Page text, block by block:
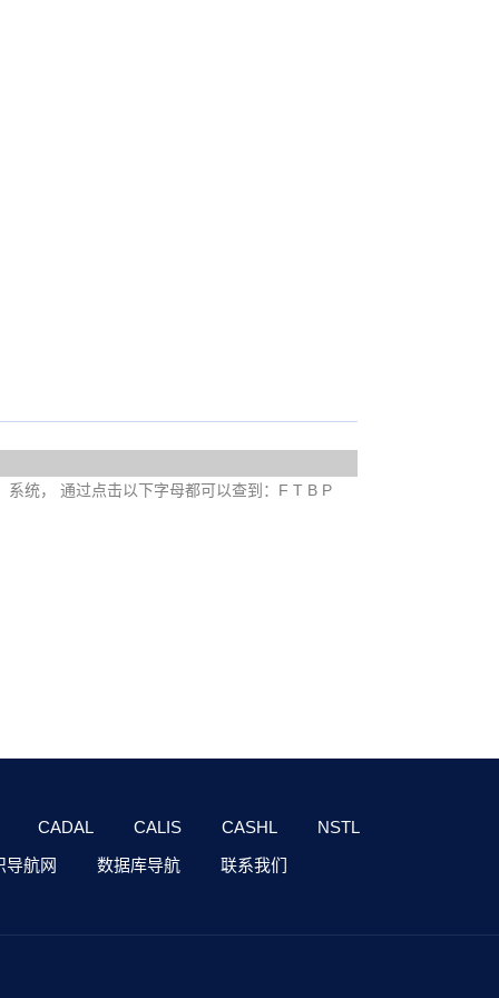
统， 通过点击以下字母都可以查到：F T B P
CADAL CALIS CASHL
NSTL
导航网
数据库导航 联系我们